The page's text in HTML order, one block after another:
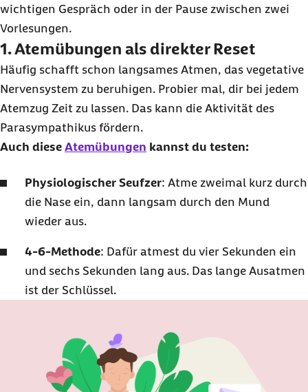
wichtigen Gespräch oder in der Pause zwischen zwei
Vorlesungen.
1. Atemübungen als direkterReset
Häufig schafft schon langsames Atmen, das vegetative
Nervensystem zu beruhigen. Probier mal, dir bei jedem
Atemzug Zeit zu lassen. Das kann die Aktivität des
Parasympathikus fördern.
Auch diese Atemübungen kannst du testen:
Physiologischer Seufzer: Atme zweimal kurz durch
die Nase ein, dann langsam durch den Mund
wieder aus.
4-6-Methode: Dafür atmest du vier Sekunden ein
und sechs Sekunden lang aus. Das lange Ausatmen
ist der Schlüssel.